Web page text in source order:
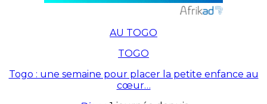
AU TOGO
TOGO
Togo : une semaine pour placer la petite enfance au
cœur…